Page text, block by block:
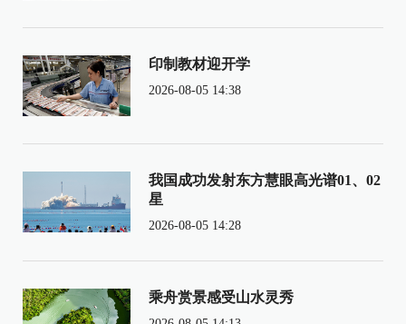
印制教材迎开学
2026-08-05 14:38
我国成功发射东方慧眼高光谱01、02
星
2026-08-05 14:28
乘舟赏景感受山水灵秀